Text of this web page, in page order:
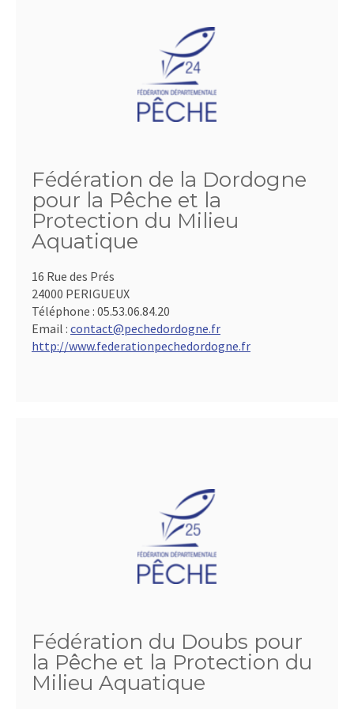
Fédération de la Dordogne
pour la Pêche et la
Protection du Milieu
Aquatique
16 Rue des Prés
24000 PERIGUEUX
Téléphone : 05.53.06.84.20
Email : contact@pechedordogne.fr
http://www.federationpechedordogne.fr
Fédération du Doubs pour
la Pêche et la Protection du
Milieu Aquatique